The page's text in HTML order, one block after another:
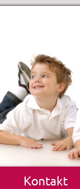
Kontakt